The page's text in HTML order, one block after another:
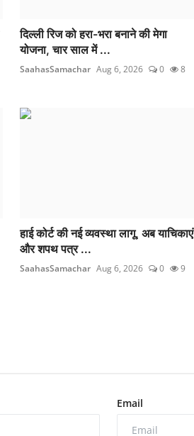
दिल्ली रिज को हरा-भरा बनाने की मेगा
योजना, चार साल में ...
SaahasSamachar Aug 6, 2026 0 8
हाई कोर्ट की नई व्यवस्था लागू, अब याचिकाएं
और शपथ पत्र ...
SaahasSamachar Aug 6, 2026 0 9
Email